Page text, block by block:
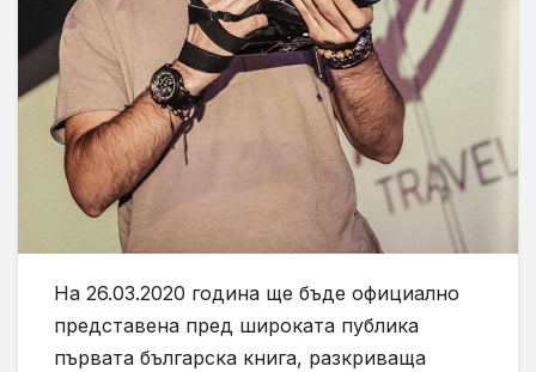
На 26.03.2020 година ще бъде официално
представена пред широката публика
първата българска книга, разкриваща